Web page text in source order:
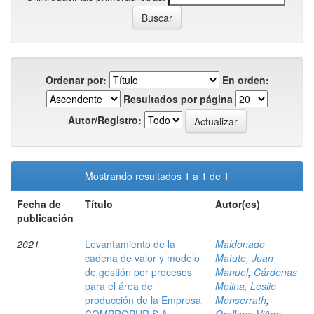
Ordenar por:
En orden:
Resultados por página
Autor/Registro:
Mostrando resultados 1 a 1 de 1
Fecha de
publicación
Título Autor(es)
2021
Levantamiento de la
cadena de valor y modelo
de gestión por procesos
para el área de
producción de la Empresa
Maldonado
Matute, Juan
Manuel; Cárdenas
Molina, Leslie
Monserrath;